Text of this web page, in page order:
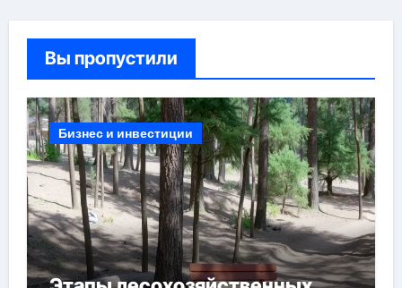
Вы пропустили
Бизнес и инвестиции